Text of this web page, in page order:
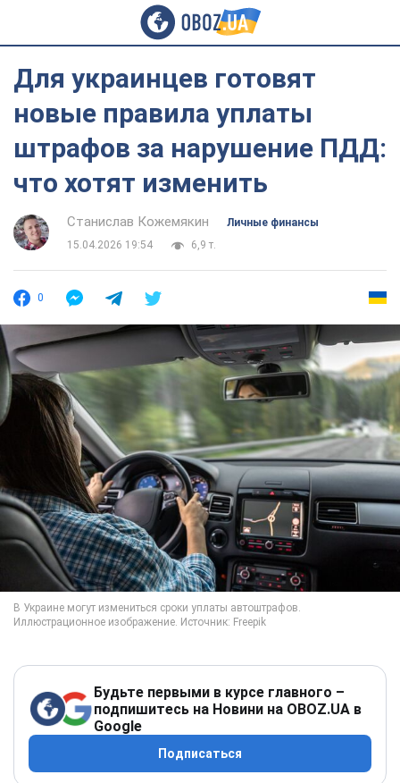
Для украинцев готовят
новые правила уплаты
штрафов за нарушение ПДД:
что хотят изменить
Станислав Кожемякин
Личные финансы
15.04.2026 19:54
6,9 т.
0
Будьте первыми в курсе главного –
подпишитесь на Новини на OBOZ.UA в
Google
Подписаться